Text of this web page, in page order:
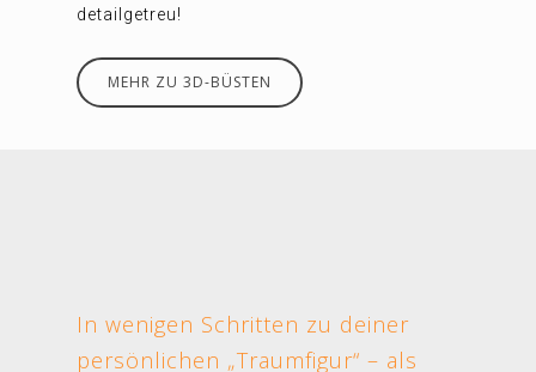
detailgetreu!
MEHR ZU 3D-BÜSTEN
In wenigen Schritten zu deiner
persönlichen „Traumfigur“ – als